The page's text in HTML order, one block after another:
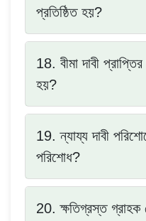
প্রতিষ্ঠিত হয়?
18. বীমা দাবী
হয়?
19. ন্যায্য দাবী
পরিশোধ?
20. ক্ষতিগ্রস্ত গ্রাহক